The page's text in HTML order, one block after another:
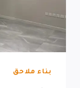
بناء ملاحق